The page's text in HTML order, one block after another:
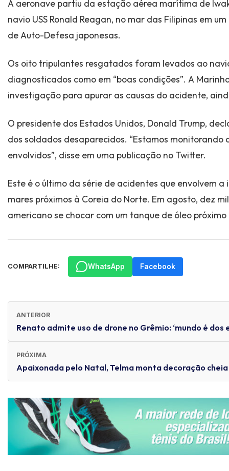
A aeronave partiu da estação aérea marítima de
navio USS Ronald Reagan, no mar das Filipinas em
de Auto-Defesa japonesas.
Os oito tripulantes resgatados foram levados ao
diagnosticados como em “boas condições”. A
investigação para apurar as causas do acidente,
O presidente dos Estados Unidos, Donald Trump,
dos soldados desaparecidos. “Estamos monitorando
envolvidos”, disse em uma publicação no Twitter.
Este é o último da série de acidentes que envolvem
mares próximos à Coreia do Norte. Em agosto, dez
americano se chocar com um tanque de óleo
COMPARTILHE: WhatsApp Facebook
ANTERIOR
Renato admite uso de drone no Grêmio: ‘mundo é dos
PRÓXIMA
Apaixonada pelo Natal, Telma monta decoração